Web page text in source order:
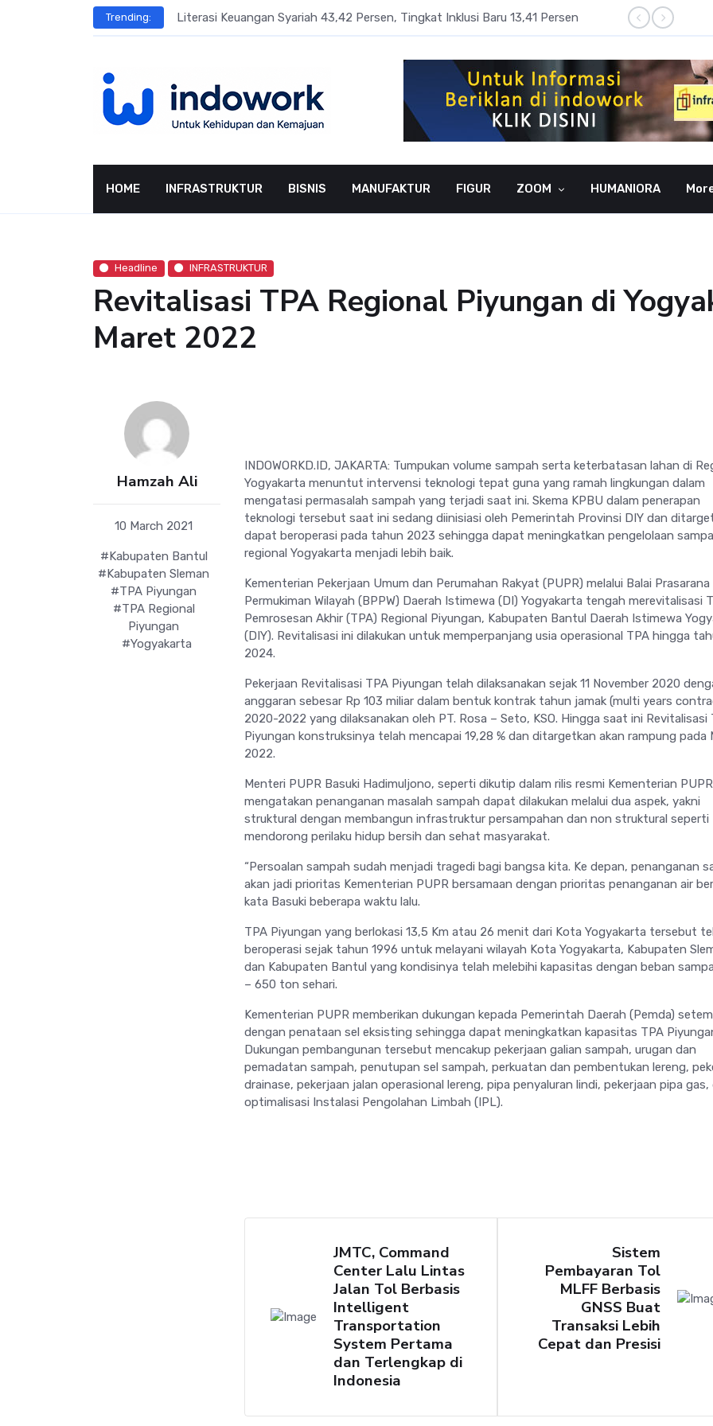
Trending: Literasi Keuangan Syariah 43,42 Persen, Tingkat Inklusi Baru 13,41 Persen
HOME INFRASTRUKTUR BISNIS MANUFAKTUR FIGUR ZOOM HUMANIORA
Headline INFRASTRUKTUR
Revitalisasi TPA Regional Piyungan di
Maret 2022
Hamzah Ali
10 March 2021
#Kabupaten Bantul
#Kabupaten Sleman
#TPA Piyungan
#TPA Regional
Piyungan
#Yogyakarta
INDOWORKD.ID, JAKARTA: Tumpukan volume sampah serta keterbatasan lahan di
Yogyakarta menuntut intervensi teknologi tepat guna yang ramah lingkungan dalam
mengatasi permasalah sampah yang terjadi saat ini. Skema KPBU dalam penerapan
teknologi tersebut saat ini sedang diinisiasi oleh Pemerintah Provinsi DIY dan
dapat beroperasi pada tahun 2023 sehingga dapat meningkatkan pengelolaan
regional Yogyakarta menjadi lebih baik.
Kementerian Pekerjaan Umum dan Perumahan Rakyat (PUPR) melalui Balai Prasarana
Permukiman Wilayah (BPPW) Daerah Istimewa (DI) Yogyakarta tengah merevitalisasi
Pemrosesan Akhir (TPA) Regional Piyungan, Kabupaten Bantul Daerah Istimewa
(DIY). Revitalisasi ini dilakukan untuk memperpanjang usia operasional TPA hingga
2024.
Pekerjaan Revitalisasi TPA Piyungan telah dilaksanakan sejak 11 November 2020
anggaran sebesar Rp 103 miliar dalam bentuk kontrak tahun jamak (multi years
2020-2022 yang dilaksanakan oleh PT. Rosa – Seto, KSO. Hingga saat ini Revitalisasi
Piyungan konstruksinya telah mencapai 19,28 % dan ditargetkan akan rampung pada
2022.
Menteri PUPR Basuki Hadimuljono, seperti dikutip dalam rilis resmi Kementerian
mengatakan penanganan masalah sampah dapat dilakukan melalui dua aspek, yakni
struktural dengan membangun infrastruktur persampahan dan non struktural seperti
mendorong perilaku hidup bersih dan sehat masyarakat.
“Persoalan sampah sudah menjadi tragedi bagi bangsa kita. Ke depan, penanganan
akan jadi prioritas Kementerian PUPR bersamaan dengan prioritas penanganan air
kata Basuki beberapa waktu lalu.
TPA Piyungan yang berlokasi 13,5 Km atau 26 menit dari Kota Yogyakarta tersebut
beroperasi sejak tahun 1996 untuk melayani wilayah Kota Yogyakarta, Kabupaten
dan Kabupaten Bantul yang kondisinya telah melebihi kapasitas dengan beban
– 650 ton sehari.
Kementerian PUPR memberikan dukungan kepada Pemerintah Daerah (Pemda)
dengan penataan sel eksisting sehingga dapat meningkatkan kapasitas TPA
Dukungan pembangunan tersebut mencakup pekerjaan galian sampah, urugan dan
pemadatan sampah, penutupan sel sampah, perkuatan dan pembentukan lereng,
drainase, pekerjaan jalan operasional lereng, pipa penyaluran lindi, pekerjaan pipa gas,
optimalisasi Instalasi Pengolahan Limbah (IPL).
JMTC, Command
Center Lalu Lintas
Jalan Tol Berbasis
Intelligent
Transportation
System Pertama
dan Terlengkap di
Indonesia
Sistem
Pembayaran Tol
MLFF Berbasis
GNSS Buat
Transaksi Lebih
Cepat dan Presisi